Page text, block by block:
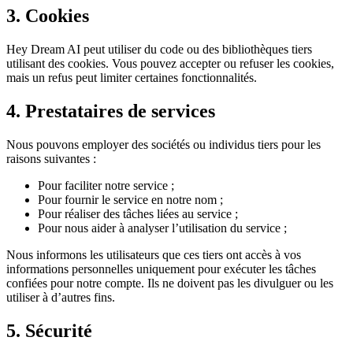
3. Cookies
Hey Dream AI peut utiliser du code ou des bibliothèques tiers
utilisant des cookies. Vous pouvez accepter ou refuser les cookies,
mais un refus peut limiter certaines fonctionnalités.
4. Prestataires de services
Nous pouvons employer des sociétés ou individus tiers pour les
raisons suivantes :
Pour faciliter notre service ;
Pour fournir le service en notre nom ;
Pour réaliser des tâches liées au service ;
Pour nous aider à analyser l’utilisation du service ;
Nous informons les utilisateurs que ces tiers ont accès à vos
informations personnelles uniquement pour exécuter les tâches
confiées pour notre compte. Ils ne doivent pas les divulguer ou les
utiliser à d’autres fins.
5. Sécurité